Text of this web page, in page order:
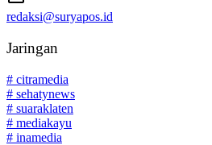
redaksi@suryapos.id
Jaringan
# citramedia
# sehatynews
# suaraklaten
# mediakayu
# inamedia